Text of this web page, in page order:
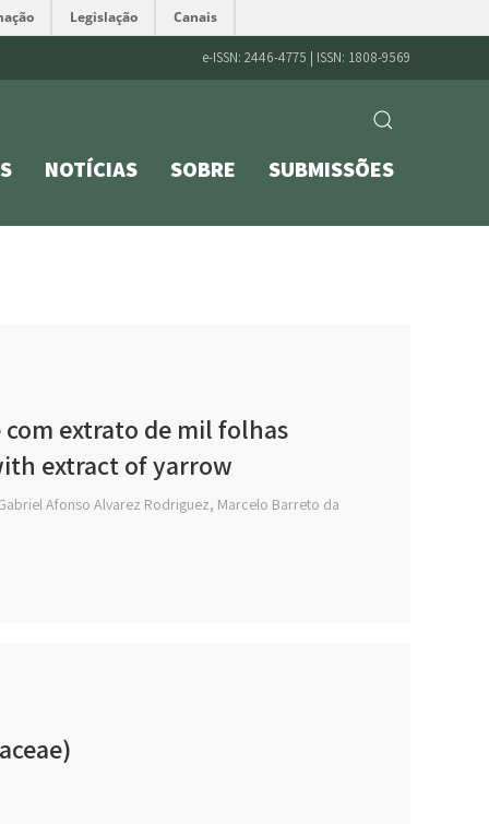
Legislação Canais
e-ISSN: 2446-4775 | ISSN: 1808-9569
NOTÍCIAS SOBRE SUBMISSÕES
extrato de mil folhas
extract of yarrow
Afonso Alvarez Rodriguez, Marcelo Barreto da